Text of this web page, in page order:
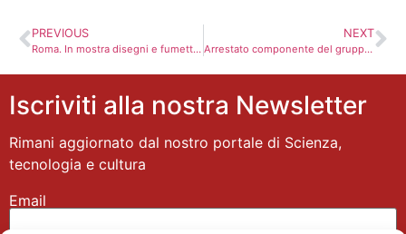
PREVIOUS
Roma. In mostra disegni e fumetti di Paolo Morales
NEXT
Arrestato componente del gruppo Modà per molestie sessuali
Iscriviti alla nostra Newsletter
Rimani aggiornato dal nostro portale di Scienza,
tecnologia e cultura
Email